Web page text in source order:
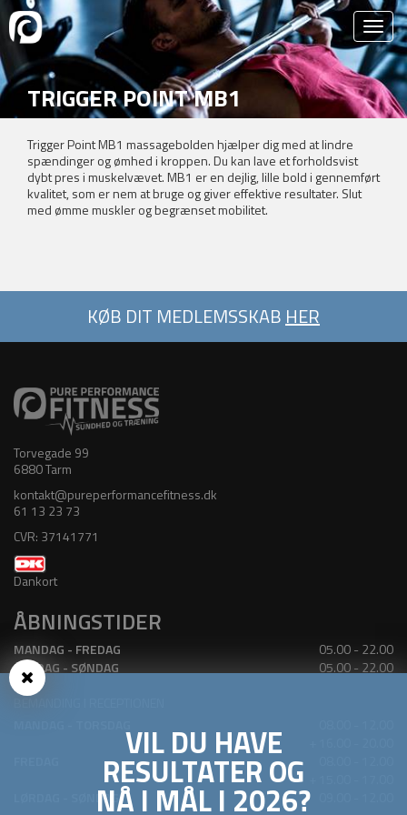
TRIGGER POINT MB1
MASSAGEBOLD
Trigger Point MB1 massagebolden hjælper dig med at lindre
spændinger og ømhed i kroppen. Du kan lave et forholdsvist
dybt pres i muskelvævet. MB1 er en dejlig, lille bold i gennemført
kvalitet, som er nem at bruge og giver effektive resultater. Slut
med ømme muskler og begrænset mobilitet.
KØB DIT MEDLEMSSKAB HER
Torvegade 99
6880 Tarm
kontakt@pureperformancefitness.dk
61 13 23 73
CVR: 37141771
Dankort
ÅBNINGSTIDER
MANDAG - FREDAG
05.00 - 22.00
LØRDAG - SØNDAG
05.00 - 22.00
LØRDAG - SØNDAG
VIL DU HAVE
RESULTATER OG
NÅ I MÅL I 2026?